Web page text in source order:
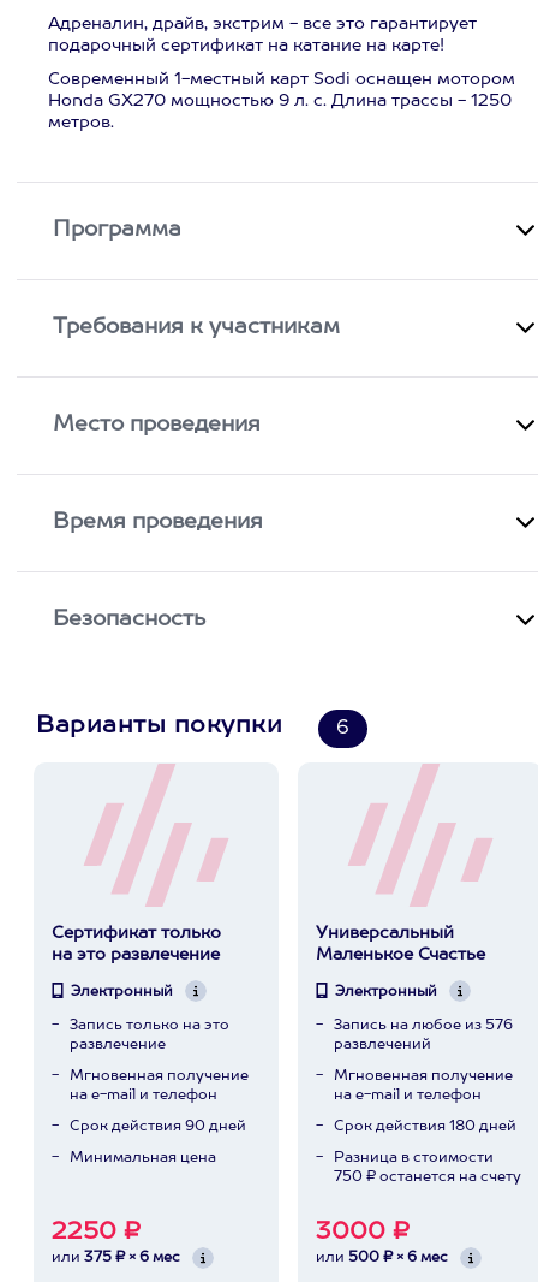
Адреналин, драйв, экстрим - все это гарантирует
подарочный сертификат на катание на карте!
Современный 1-местный карт Sodi оснащен мотором
Honda GX270 мощностью 9 л. с. Длина трассы - 1250
метров.
Программа
Требования к участникам
Место проведения
Время проведения
Безопасность
Варианты покупки 6
Сертификат только
на это развлечение
Электронный
Запись только на это
развлечение
Мгновенная получение
на e-mail и телефон
Срок действия 90 дней
Минимальная цена
2250 ₽
или 375 ₽ × 6 мес
Универсальный
Маленькое Счастье
Электронный
Запись на любое из 576
развлечений
Мгновенная получение
на e-mail и телефон
Срок действия 180 дней
Разница в стоимости
750 ₽ останется на счету
3000 ₽
или 500 ₽ × 6 мес